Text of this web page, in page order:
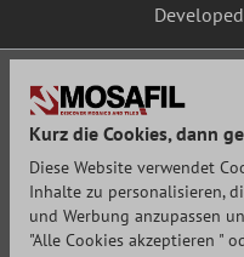
Kurz die Cookies, dann
Diese Website verwendet
Inhalte zu personalisieren,
und Werbung anzupassen
"Alle Cookies akzeptieren "